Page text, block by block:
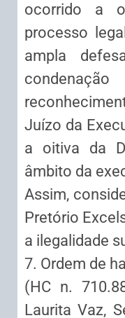
ocorrido a
processo
ampla
Juízo da
a oitiva da
âmbito da
Assim,
Pretório
a ilegalidade
7. Ordem de
(HC n.
Laurita Vaz,